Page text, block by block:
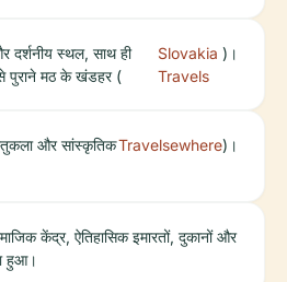
दर्शनीय स्थल, साथ ही
पुराने मठ के खंडहर (
Slovakia
Travels
)।
और सांस्कृतिकTravelsewhere)।
केंद्र, ऐतिहासिक इमारतों, दुकानों और
हुआ।